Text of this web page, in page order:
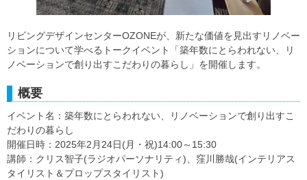
リビングデザインセンターOZONEが、新たな価値を見出すリノベー
ションについて学べるトークイベント「築年数にとらわれない、リ
ノベーションで創り出すこだわりの暮らし」を開催します。
概要
イベント名：築年数にとらわれない、リノベーションで創り出すこ
だわりの暮らし
開催日時：2025年2月24日(月・祝)14:00～15:30
講師：クリス智子(ラジオパーソナリティ)、窪川勝哉(インテリアス
タイリスト＆プロップスタイリスト)